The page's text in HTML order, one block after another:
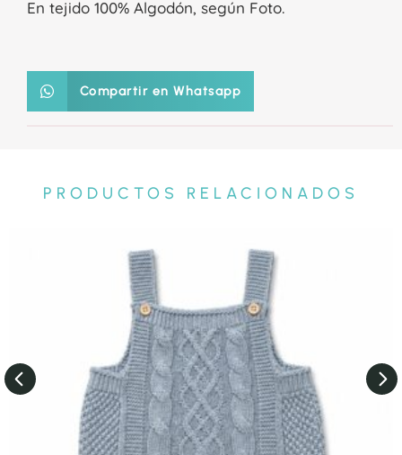
En tejido 100% Algodón, según Foto.
Compartir en Whatsapp
PRODUCTOS RELACIONADOS